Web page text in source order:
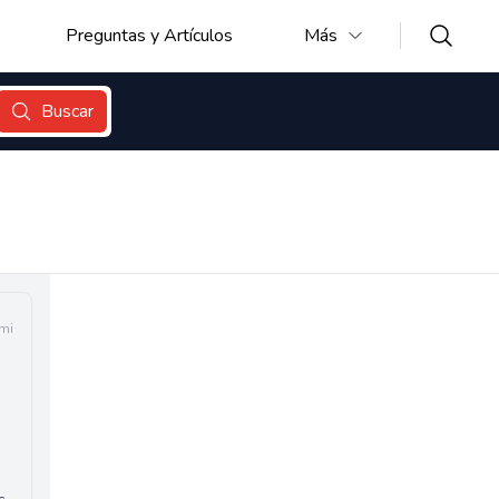
Preguntas y Artículos Más
Buscar